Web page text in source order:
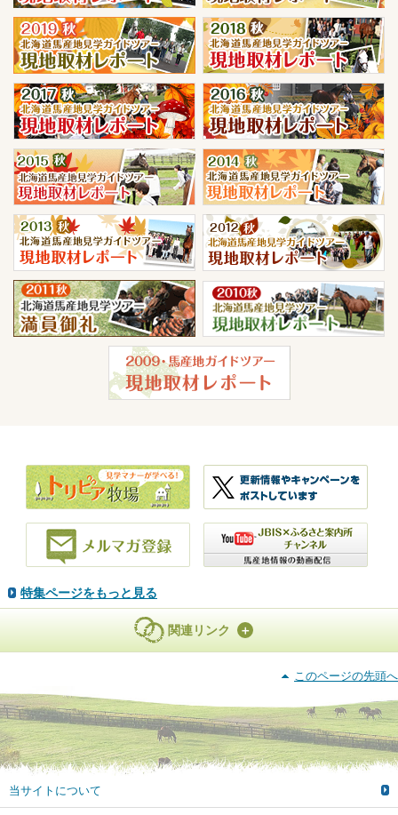
特集ページをもっと見る
関連リンク
このページの先頭へ
当サイトについて